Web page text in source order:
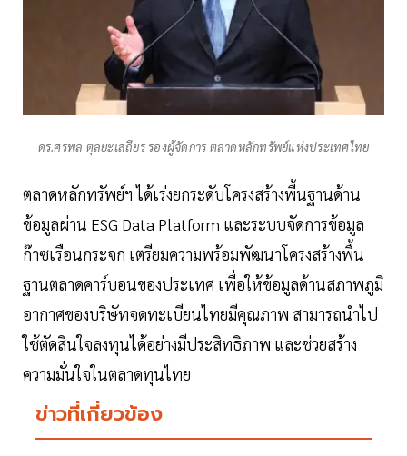
ดร.ศรพล ตุลยะเสถียร รองผู้จัดการ ตลาดหลักทรัพย์แห่งประเทศไทย
ตลาดหลักทรัพย์ฯ ได้เร่งยกระดับโครงสร้างพื้นฐานด้าน
ข้อมูลผ่าน ESG Data Platform และระบบจัดการข้อมูล
ก๊าซเรือนกระจก เตรียมความพร้อมพัฒนาโครงสร้างพื้น
ฐานตลาดคาร์บอนของประเทศ เพื่อให้ข้อมูลด้านสภาพภูมิ
อากาศของบริษัทจดทะเบียนไทยมีคุณภาพ สามารถนำไป
ใช้ตัดสินใจลงทุนได้อย่างมีประสิทธิภาพ และช่วยสร้าง
ความมั่นใจในตลาดทุนไทย
ข่าวที่เกี่ยวข้อง